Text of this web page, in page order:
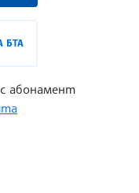
БТА
абонамент